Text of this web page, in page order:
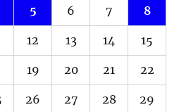
5 6 7 8
12 13 14 15
19 20 21 22
26 27 28 29